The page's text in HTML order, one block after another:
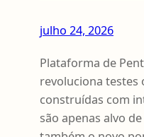
julho 24, 2026
Plataforma de
revoluciona testes
construídas com
são apenas alvo